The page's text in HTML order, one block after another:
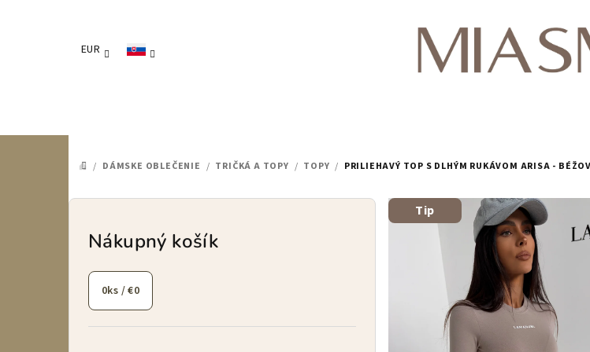
EUR
DOMOV
/ DÁMSKE OBLEČENIE / TRIČKÁ A TOPY / TOPY / PRILIEHAVÝ TOP S DLHÝM RUKÁVOM ARISA -
B
Nákupný košík
0ks /€0
Tip